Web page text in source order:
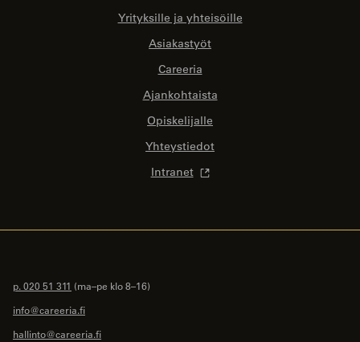
Yrityksille ja yhteisöille
Asiakastyöt
Careeria
Ajankohtaista
Opiskelijalle
Yhteystiedot
Intranet
p. 020 51 311 (ma–pe klo 8–16)
info@careeria.fi
hallinto@careeria.fi